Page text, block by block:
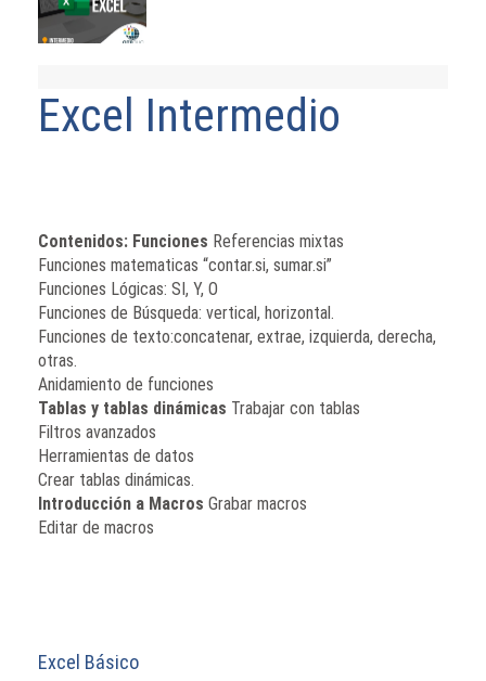
Excel Intermedio
Contenidos: Funciones Referencias mixtas
Funciones matematicas “contar.si, sumar.si”
Funciones Lógicas: SI, Y, O
Funciones de Búsqueda: vertical, horizontal.
Funciones de texto:concatenar, extrae, izquierda, derecha,
otras.
Anidamiento de funciones
Tablas y tablas dinámicas Trabajar con tablas
Filtros avanzados
Herramientas de datos
Crear tablas dinámicas.
Introducción a Macros Grabar macros
Editar de macros
Excel Básico